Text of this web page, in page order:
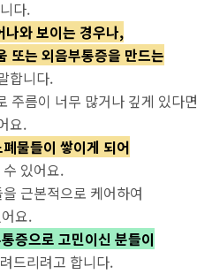
다.
와 보이는 경우나,
또는 외음부통증을 만드는
합니다.
주름이 너무 많거나 깊게 있다면
요.
물들이 쌓이게 되어
있어요.
근본적으로 케어하여
요.
증으로 고민이신 분들이
드리려고 합니다.